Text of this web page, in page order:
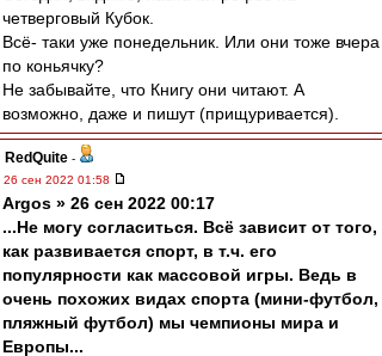
четверговый Кубок.
Всё- таки уже понедельник. Или они тоже вчера
по коньячку?
Не забывайте, что Книгу они читают. А
возможно, даже и пишут (прищуривается).
RedQuite -
26 сен 2022 01:58
Argos » 26 сен 2022 00:17
...Не могу согласиться. Всё зависит от того,
как развивается спорт, в т.ч. его
популярности как массовой игры. Ведь в
очень похожих видах спорта (мини-футбол,
пляжный футбол) мы чемпионы мира и
Европы...